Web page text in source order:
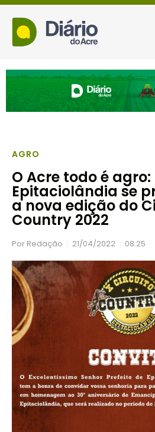
AGRO
O Acre todo é agro:
Epitaciolândia se
a nova edição do
Country 2022
Por Redação 21/04/2022 08:25